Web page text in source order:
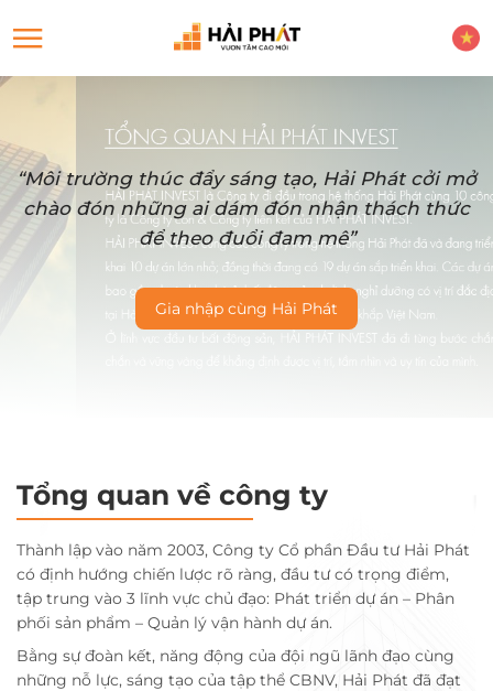
“Môi trường thúc đẩy sáng tạo, Hải Phát cởi mở
chào đón những ai dám đón nhận thách thức
để theo đuổi đam mê”
Gia nhập cùng Hải Phát
Tổng quan về công ty
Thành lập vào năm 2003, Công ty Cổ phần Đầu tư Hải Phát
có định hướng chiến lược rõ ràng, đầu tư có trọng điểm,
tập trung vào 3 lĩnh vực chủ đạo: Phát triển dự án – Phân
phối sản phẩm – Quản lý vận hành dự án.
Bằng sự đoàn kết, năng động của đội ngũ lãnh đạo cùng
những nỗ lực, sáng tạo của tập thể CBNV, Hải Phát đã đạt